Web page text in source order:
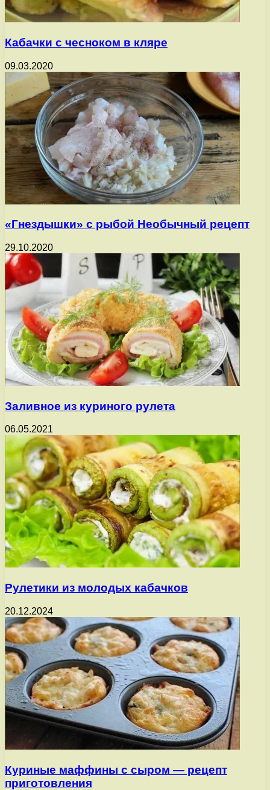
Кабачки с чесноком в кляре
09.03.2020
«Гнездышки» с рыбой Необычный рецепт
29.10.2020
Заливное из куриного рулета
06.05.2021
Рулетики из молодых кабачков
20.12.2024
Куриные маффины с сыром — рецепт
приготовления